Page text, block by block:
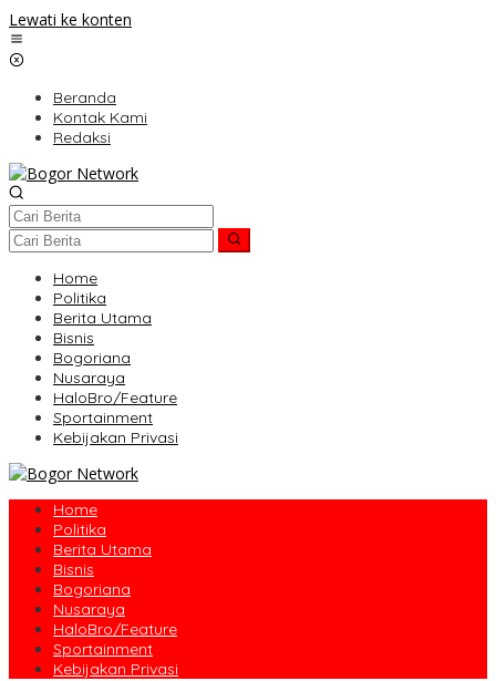
Lewati ke konten
Beranda
Kontak Kami
Redaksi
Home
Politika
Berita Utama
Bisnis
Bogoriana
Nusaraya
HaloBro/Feature
Sportainment
Kebijakan Privasi
Home
Politika
Berita Utama
Bisnis
Bogoriana
Nusaraya
HaloBro/Feature
Sportainment
Kebijakan Privasi